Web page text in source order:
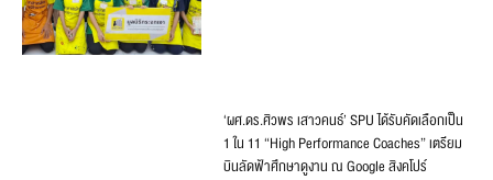
‘ผศ.ดร.ศิวพร เสาวคนธ์’ SPU ได้รับคัดเลือกเป็น
1 ใน 11 “High Performance Coaches” เตรียม
บินลัดฟ้าศึกษาดูงาน ณ Google สิงคโปร์